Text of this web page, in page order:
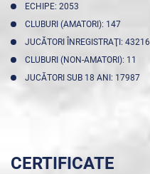
ECHIPE: 2053
CLUBURI (AMATORI): 147
JUCĂTORI ÎNREGISTRAŢI: 43216
CLUBURI (NON-AMATORI): 11
JUCĂTORI SUB 18 ANI: 17987
CERTIFICATE